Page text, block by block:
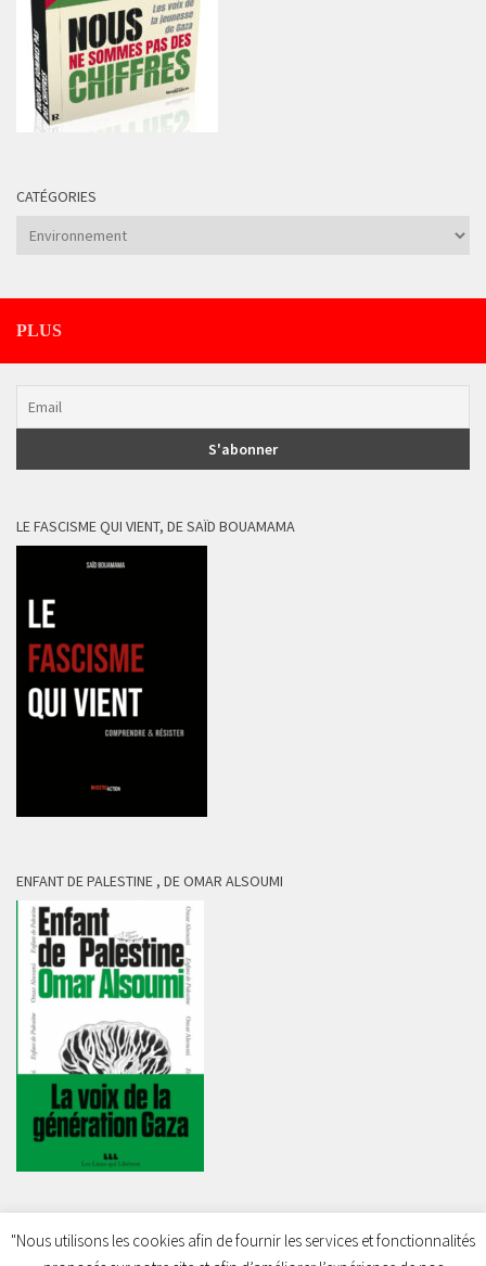
CATÉGORIES
Catégories
PLUS
LE FASCISME QUI VIENT, DE SAÏD BOUAMAMA
ENFANT DE PALESTINE , DE OMAR ALSOUMI
"Nous utilisons les cookies afin de fournir les services et fonctionnalités